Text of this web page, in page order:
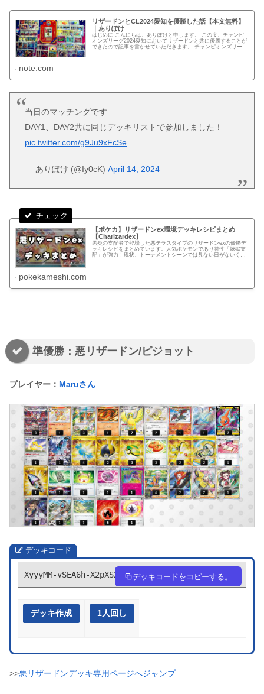
リザードンとCL2024愛知を優勝した話【本文無料】
｜ありぽけ
はじめに こんにちは、ありぽけと申します。 この度、チャンピ
オンズリーグ2024愛知においてリザードンと共に優勝することが
できたので記事を書かせていただきます。 チャンピオンズリーグ
note.com
当日のマッチングです
DAY1、DAY2共に同じデッキリストで参加しました！
pic.twitter.com/g9Ju9xFcSe
— ありぽけ (@Iy0cK)April 14, 2024
【ポケカ】リザードンex環境デッキレシピまとめ
【Charizardex】
黒炎の支配者で登場した悪テラスタイプのリザードンexの優勝デ
ッキレシピをまとめています。人気ポケモンであり特性「煉獄支
配」が強力！現状、トーナメントシーンでは見ない日がないくら
pokekameshi.com
準優勝：悪リザードン/ピジョット
プレイヤー： Maruさん
デッキコード
XyyyMM-vSEA6h-X2pXS2 デッキコードをコピーする。
デッキ作成 1人回し
>>悪リザードンデッキ専用ページへジャンプ